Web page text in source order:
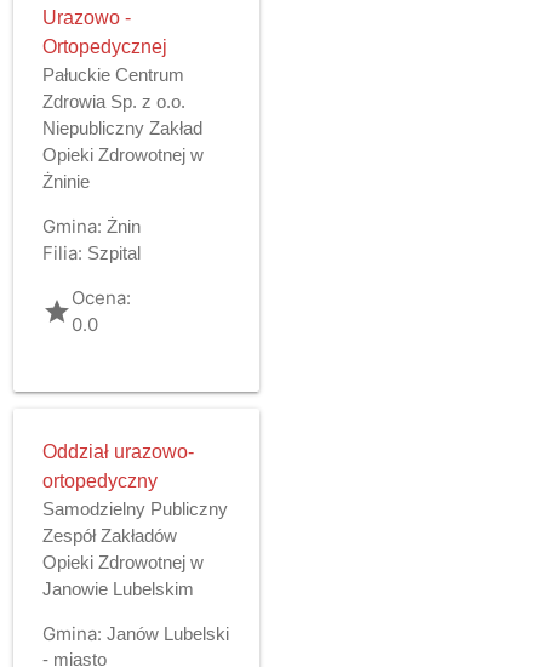
Urazowo -
Ortopedycznej
Pałuckie Centrum
Zdrowia Sp. z o.o.
Niepubliczny Zakład
Opieki Zdrowotnej w
Żninie
Gmina: Żnin
Filia: Szpital
gradeOcena:
0.0
Oddział urazowo-
ortopedyczny
Samodzielny Publiczny
Zespół Zakładów
Opieki Zdrowotnej w
Janowie Lubelskim
Gmina: Janów Lubelski
- miasto